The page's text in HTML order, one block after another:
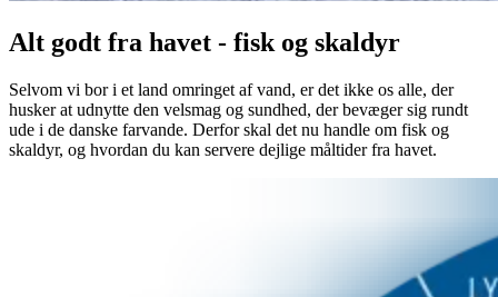
Alt godt fra havet - fisk og skaldyr
Selvom vi bor i et land omringet af vand, er det ikke os alle, der
husker at udnytte den velsmag og sundhed, der bevæger sig rundt
ude i de danske farvande. Derfor skal det nu handle om fisk og
skaldyr, og hvordan du kan servere dejlige måltider fra havet.